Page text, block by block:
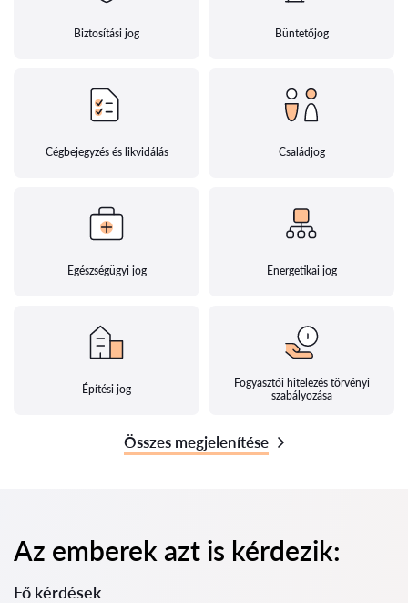
Biztosítási jog Büntetőjog
Cégbejegyzés és likvidálás Családjog
Egészségügyi jog Energetikai jog
Építési jog
Fogyasztói hitelezés törvényi
szabályozása
Összes megjelenítése
Az emberek azt is kérdezik:
Fő kérdések